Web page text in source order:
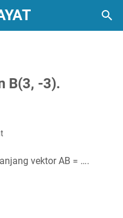
B(3, -3).
vektor AB = ….